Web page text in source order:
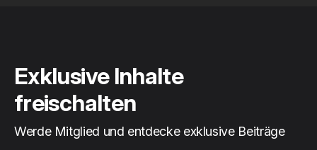
Exklusive Inhalte
freischalten
Werde Mitglied und entdecke exklusive Beiträge